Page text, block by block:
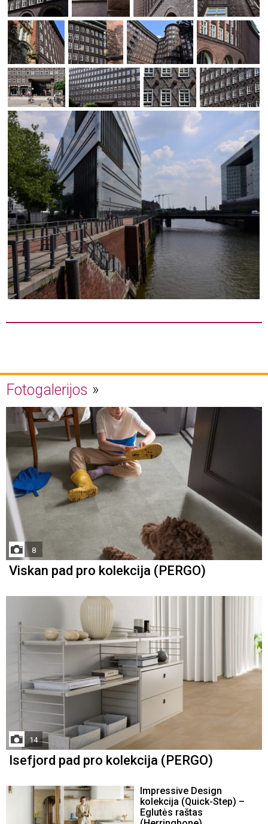
Fotogalerijos
8
Viskan pad pro kolekcija (PERGO)
14
Isefjord pad pro kolekcija (PERGO)
Impressive Design
kolekcija (Quick-Step) –
Eglutės raštas